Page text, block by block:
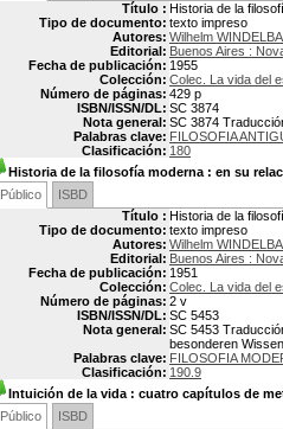
Título : Historia de la
Tipo de documento: texto impreso
Autores: Wilhelm
Editorial: Buenos Aires :
Fecha de publicación: 1955
Colección: Colec. La vida del
Número de páginas: 429 p
ISBN/ISSN/DL: SC 3874
Nota general: SC 3874
Palabras clave: FILOSOFIA
Clasificación: 180
Historia de la filosofía moderna : en su
Público
ISBD
Título : Historia de la
Tipo de documento: texto impreso
Autores: Wilhelm
Editorial: Buenos Aires :
Fecha de publicación: 1951
Colección: Colec. La vida del
Número de páginas: 2 v
ISBN/ISSN/DL: SC 5453
Nota general: SC 5453
besonderen
Palabras clave: FILOSOFIA
Clasificación: 190.9
Intuición de la vida : cuatro capítulos de
Público
ISBD